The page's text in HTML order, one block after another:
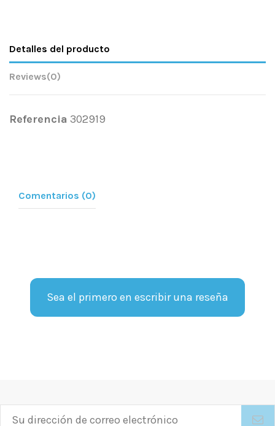
Detalles del producto
Reviews(0)
Referencia 302919
Comentarios (0)
Sea el primero en escribir una reseña